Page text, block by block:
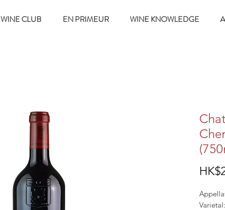
WINE CLUB EN PRIMEUR WINE KNOWLEDGE